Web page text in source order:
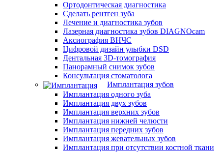
Ортодонтическая диагностика
Сделать рентген зуба
Лечение и диагностика зубов
Лазерная диагностика зубов DIAGNOcam
Аксиография ВНЧС
Цифровой дизайн улыбки DSD
Дентальная 3D-томография
Панорамный снимок зубов
Консультация стоматолога
Имплантация зубов
Имплантация одного зуба
Имплантация двух зубов
Имплантация верхних зубов
Имплантация нижней челюсти
Имплантация передних зубов
Имплантация жевательных зубов
Имплантация при отсутствии костной ткани